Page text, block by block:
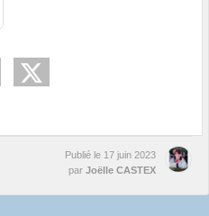
Publié le 17 juin 2023
par Joëlle CASTEX